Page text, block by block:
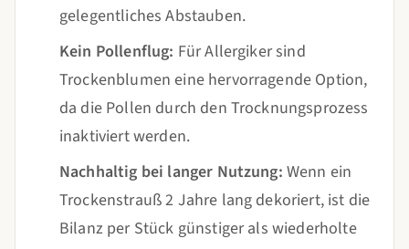
gelegentliches Abstauben.
Kein Pollenflug: Für Allergiker sind
Trockenblumen eine hervorragende Option,
da die Pollen durch den Trocknungsprozess
inaktiviert werden.
Nachhaltig bei langer Nutzung: Wenn ein
Trockenstrauß 2 Jahre lang dekoriert, ist die
Bilanz per Stück günstiger als wiederholte